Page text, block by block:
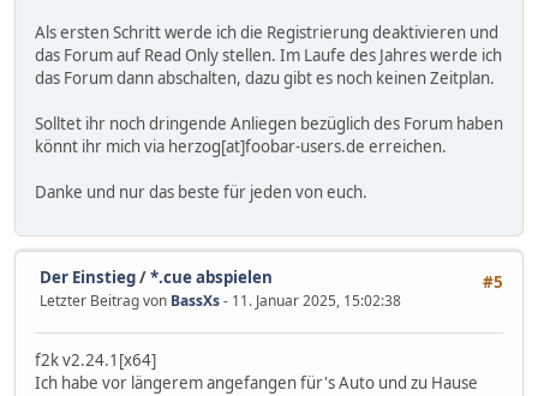
Als ersten Schritt werde ich die Registrierung deaktivieren und
das Forum auf Read Only stellen. Im Laufe des Jahres werde ich
das Forum dann abschalten, dazu gibt es noch keinen Zeitplan.
Solltet ihr noch dringende Anliegen bezüglich des Forum haben
könnt ihr mich via herzog[at]foobar-users.de erreichen.
Danke und nur das beste für jeden von euch.
#5
Der Einstieg/*.cue abspielen
Letzter Beitrag von BassXs- 11. Januar 2025, 15:02:38
f2k v2.24.1[x64]
Ich habe vor längerem angefangen für's Auto und zu Hause